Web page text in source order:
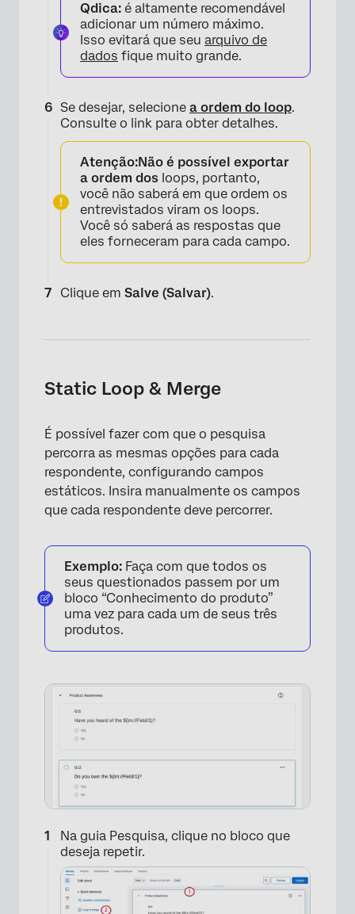
×
×
Qdica: é altamente recomendável
adicionar um número máximo.
Isso evitará que seu arquivo de
dados fique muito grande.
Se desejar, selecione a ordem do loop.
Consulte o link para obter detalhes.
Atenção:Não é possível exportar
a ordem dos loops, portanto,
você não saberá em que ordem os
entrevistados viram os loops.
Você só saberá as respostas que
eles forneceram para cada campo.
Clique em Salve (Salvar).
Static Loop & Merge
É possível fazer com que o pesquisa
percorra as mesmas opções para cada
respondente, configurando campos
estáticos. Insira manualmente os campos
que cada respondente deve percorrer.
Exemplo: Faça com que todos os
seus questionados passem por um
bloco “Conhecimento do produto”
uma vez para cada um de seus três
produtos.
Na guia Pesquisa, clique no bloco que
deseja repetir.